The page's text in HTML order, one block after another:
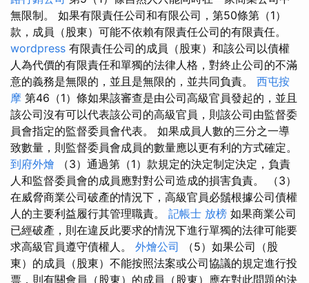
無限制。 如果有限責任公司和有限公司，第50條第（1）
款，成員（股東）可能不依賴有限責任公司的有限責任。
wordpress 有限責任公司的成員（股東）和該公司以債權
人為代價的有限責任和單獨的法律人格，對終止公司的不滿
意的義務是無限的，並且是無限的，並共同負責。 西屯按
摩 第46（1）條如果該審查是由公司高級官員發起的，並且
該公司沒有可以代表該公司的高級官員，則該公司由監督委
員會指定的監督委員會代表。 如果成員人數的三分之一導
致數量，則監督委員會成員的數量應以更有利的方式確定。
到府外燴 （3）通過第（1）款規定的決定制定決定，負責
人和監督委員會的成員應對對公司造成的損害負責。 （3）
在威脅商業公司破產的情況下，高級官員必鬚根據公司債權
人的主要利益履行其管理職責。 記帳士 放榜 如果商業公司
已經破產，則在違反此要求的情況下進行單獨的法律可能要
求高級官員遵守債權人。 外燴公司 （5）如果公司（股
東）的成員（股東）不能按照法案或公司協議的規定進行投
票，則有關會員（股東）的成員（股東）應在對此問題的決